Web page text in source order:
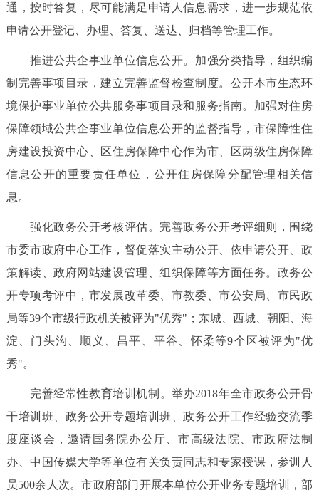
通，按时答复，尽可能满足申请人信息需求，进一步规范依
申请公开登记、办理、答复、送达、归档等管理工作。
推进公共企事业单位信息公开。加强分类指导，组织编
制完善事项目录，建立完善监督检查制度。公开本市生态环
境保护事业单位公共服务事项目录和服务指南。加强对住房
保障领域公共企事业单位信息公开的监督指导，市保障性住
房建设投资中心、区住房保障中心作为市、区两级住房保障
信息公开的重要责任单位，公开住房保障分配管理相关信
息。
强化政务公开考核评估。完善政务公开考评细则，围绕
市委市政府中心工作，督促落实主动公开、依申请公开、政
策解读、政府网站建设管理、组织保障等方面任务。政务公
开专项考评中，市发展改革委、市教委、市公安局、市民政
局等39个市级行政机关被评为"优秀"；东城、西城、朝阳、海
淀、门头沟、顺义、昌平、平谷、怀柔等9个区被评为"优
秀"。
完善经常性教育培训机制。举办2018年全市政务公开骨
干培训班、政务公开专题培训班、政务公开工作经验交流季
度座谈会，邀请国务院办公厅、市高级法院、市政府法制
办、中国传媒大学等单位有关负责同志和专家授课，参训人
员500余人次。市政府部门开展本单位公开业务专题培训，部